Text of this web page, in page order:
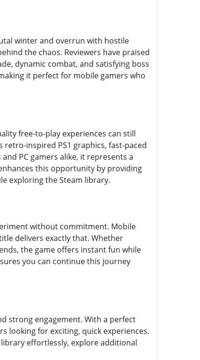
winter and overrun with hostile
the chaos. Reviewers have praised
dynamic combat, and satisfying boss
it perfect for mobile gamers who
free-to-play experiences can still
inspired PS1 graphics, fast-paced
PC gamers alike, it represents a
this opportunity by providing
exploring the Steam library.
without commitment. Mobile
delivers exactly that. Whether
the game offers instant fun while
you can continue this journey
strong engagement. With a perfect
looking for exciting, quick experiences.
effortlessly, explore additional